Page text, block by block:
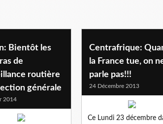
Bientôt les
de
routière
générale
2014
Centrafrique:
la France tue, on
parle pas!!!
24 Décembre 2013
Ce Lundi 23 décembre